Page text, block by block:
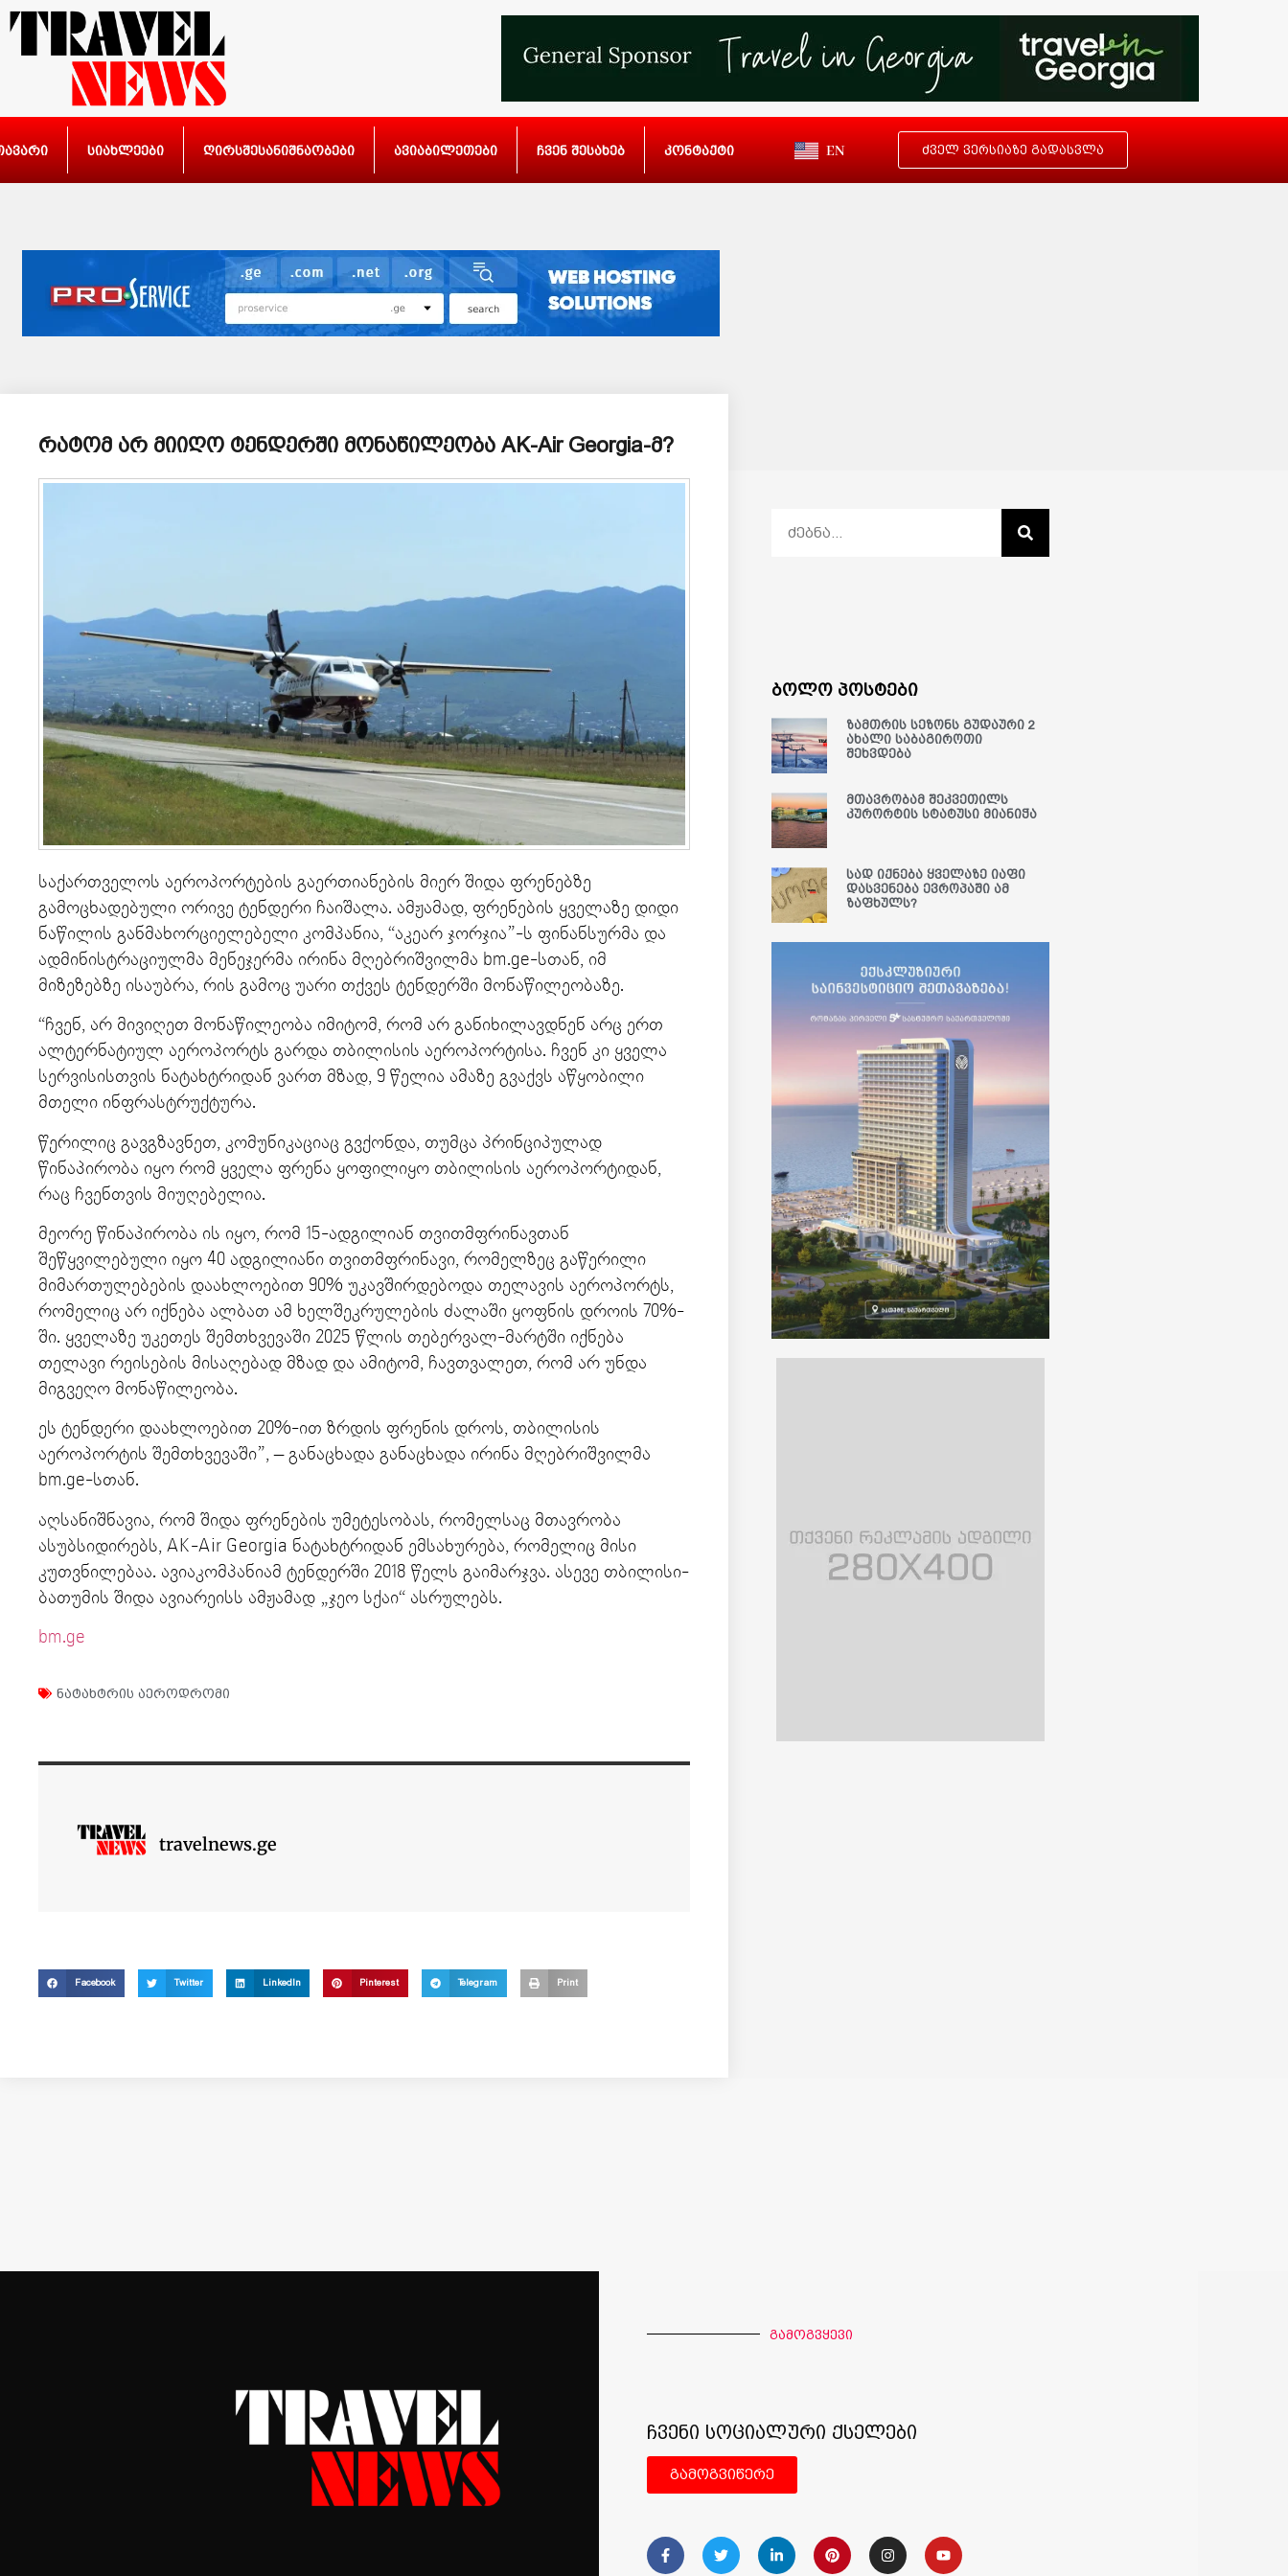
სიახლეები ღირსშესანიშნაობები ავიაბილეთები ჩვენ შესახებ კონტაქტი EN ძველ ვერსიაზე გადასვლა
რატომ არ მიიღო ტენდერში მონაწილეობა AK-Air Georgia-მ?
საქართველოს აეროპორტების გაერთიანების მიერ შიდა ფრენებზე
გამოცხადებული ორივე ტენდერი ჩაიშალა. ამჟამად, ფრენების ყველაზე დიდი
ნაწილის განმახორციელებელი კომპანია, “აკეარ ჯორჯია”-ს ფინანსურმა და
ადმინისტრაციულმა მენეჯერმა ირინა მღებრიშვილმა bm.ge-სთან, იმ
მიზეზებზე ისაუბრა, რის გამოც უარი თქვეს ტენდერში მონაწილეობაზე.
“ჩვენ, არ მივიღეთ მონაწილეობა იმიტომ, რომ არ განიხილავდნენ არც ერთ
ალტერნატიულ აეროპორტს გარდა თბილისის აეროპორტისა. ჩვენ კი ყველა
სერვისისთვის ნატახტრიდან ვართ მზად, 9 წელია ამაზე გვაქვს აწყობილი
მთელი ინფრასტრუქტურა.
წერილიც გავგზავნეთ, კომუნიკაციაც გვქონდა, თუმცა პრინციპულად
წინაპირობა იყო რომ ყველა ფრენა ყოფილიყო თბილისის აეროპორტიდან,
რაც ჩვენთვის მიუღებელია.
მეორე წინაპირობა ის იყო, რომ 15-ადგილიან თვითმფრინავთან
შეწყვილებული იყო 40 ადგილიანი თვითმფრინავი, რომელზეც გაწერილი
მიმართულებების დაახლოებით 90% უკავშირდებოდა თელავის აეროპორტს,
რომელიც არ იქნება ალბათ ამ ხელშეკრულების ძალაში ყოფნის დროის 70%-
ში. ყველაზე უკეთეს შემთხვევაში 2025 წლის თებერვალ-მარტში იქნება
თელავი რეისების მისაღებად მზად და ამიტომ, ჩავთვალეთ, რომ არ უნდა
მიგვეღო მონაწილეობა.
ეს ტენდერი დაახლოებით 20%-ით ზრდის ფრენის დროს, თბილისის
აეროპორტის შემთხვევაში”, – განაცხადა განაცხადა ირინა მღებრიშვილმა
bm.ge-სთან.
აღსანიშნავია, რომ შიდა ფრენების უმეტესობას, რომელსაც მთავრობა
ასუბსიდირებს, AK-Air Georgia ნატახტრიდან ემსახურება, რომელიც მისი
კუთვნილებაა. ავიაკომპანიამ ტენდერში 2018 წელს გაიმარჯვა. ასევე თბილისი-
ბათუმის შიდა ავიარეისს ამჟამად „ჯეო სქაი“ ასრულებს.
bm.ge
ნატახტრის აეროდრომი
travelnews.ge
Facebook Twitter LinkedIn Pinterest Telegram Print
ბოლო პოსტები
ზამთრის სეზონს გუდაური 2
ახალი საბაგიროთი
შეხვდება
მთავრობამ შეკვეთილს
კურორტის სტატუსი მიანიჭა
სად იქნება ყველაზე იაფი
დასვენება ევროპაში ამ
ზაფხულს?
გამოგვყევი
ჩვენი სოციალური ქსელები
გამოგვიწერე